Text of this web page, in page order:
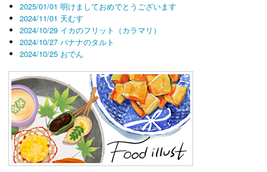
2025/01/01 明けましておめでとうございます
2024/11/01 天むす
2024/10/29 イカのフリット（カラマリ）
2024/10/27 バナナのタルト
2024/10/25 おでん